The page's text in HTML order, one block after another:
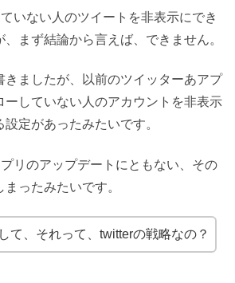
いない人のツイートを非表示にでき
まず結論から言えば、できません。
きましたが、以前のツイッターあアプ
ーしていない人のアカウントを非表示
定があったみたいです。
リのアップデートにともない、その
ったみたいです。
て、それって、twitterの戦略なの？